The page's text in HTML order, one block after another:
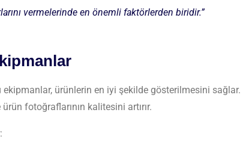
vermelerinde en önemli faktörlerden biridir.”
ürünlerin en iyi şekilde gösterilmesini sağlar.
fotoğraflarının kalitesini artırır.